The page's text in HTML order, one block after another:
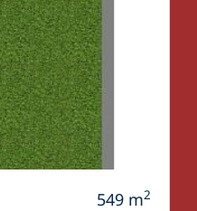
549 m2